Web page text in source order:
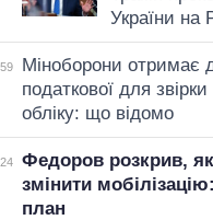
України на
Міноборони отримає
податкової для звірки
обліку: що відомо
Федоров розкрив,
змінити
план